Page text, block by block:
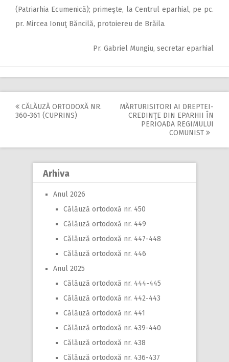
(Patriarhia Ecumenică); primeşte, la Centrul epar­hial, pe pc.
pr. Mircea Ionuţ Băncilă, protoiereu de Brăila.
Pr. Gabriel Mungiu, secretar eparhial
Post
CĂLĂUZĂ ORTODOXĂ NR.
360-361 (CUPRINS)
MĂRTURISITORI AI DREPTEI-
CREDINŢE DIN EPARHII ÎN
PERIOADA REGIMULUI
COMUNIST
Arhiva
Anul 2026
Călăuză ortodoxă nr. 450
Călăuză ortodoxă nr. 449
Călăuză ortodoxă nr. 447-448
Călăuză ortodoxă nr. 446
Anul 2025
Călăuză ortodoxă nr. 444-445
Călăuză ortodoxă nr. 442-443
Călăuză ortodoxă nr. 441
Călăuză ortodoxă nr. 439-440
Călăuză ortodoxă nr. 438
Călăuză ortodoxă nr. 436-437